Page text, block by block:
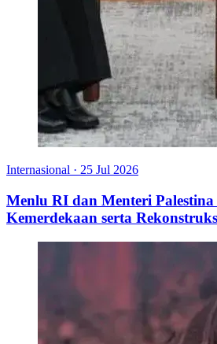
Internasional · 25 Jul 2026
Menlu RI dan Menteri Palestina
Kemerdekaan serta